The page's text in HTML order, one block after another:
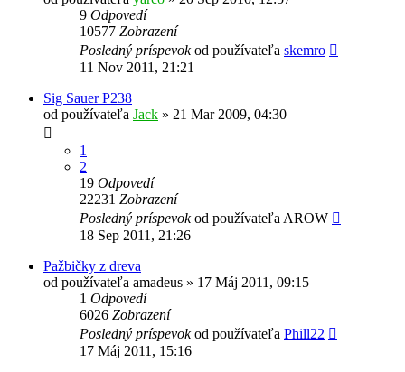
9 Odpovedí
10577 Zobrazení
Posledný príspevokod používateľa skemro
11 Nov 2011, 21:21
Sig Sauer P238
od používateľa Jack » 21 Mar 2009, 04:30
1
2
19 Odpovedí
22231 Zobrazení
Posledný príspevokod používateľa AROW
18 Sep 2011, 21:26
Pažbičky z dreva
od používateľa amadeus » 17 Máj 2011, 09:15
1 Odpovedí
6026 Zobrazení
Posledný príspevokod používateľa Phill22
17 Máj 2011, 15:16